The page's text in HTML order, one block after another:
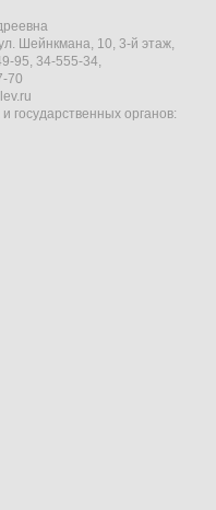
Шейнкмана, 10, 3-й этаж,
95, 34-555-34,
70
государственных органов: